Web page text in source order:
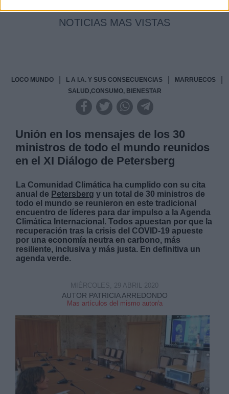
NOTICIAS MAS VISTAS
LOCO MUNDO L A I.A. Y SUS CONSECUENCIAS MARRUECOS
SALUD,CONSUMO, BIENESTAR
Unión en los mensajes de los 30
ministros de todo el mundo reunidos
en el XI Diálogo de Petersberg
La Comunidad Climática ha cumplido con su cita
anual de Petersberg y un total de 30 ministros de
todo el mundo se reunieron en este tradicional
encuentro de líderes para dar impulso a la Agenda
Climática Internacional. Todos apuestan por que la
recuperación tras la crisis del COVID-19 apueste
por una economía neutra en carbono, más
resiliente, inclusiva y más justa. En definitiva un
agenda verde.
AUTOR PATRICIA ARREDONDO
Mas artículos del mismo autor/a
MIÉRCOLES, 29 ABRIL 2020